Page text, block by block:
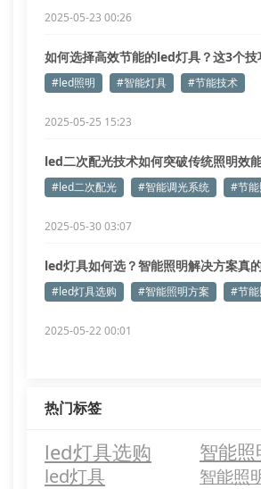
2025-05-23 00:26
如何选择高效节能的led灯具？这3个技
#led照明 #智能灯具 #节能技术
2025-05-25 15:23
led二次配光技术如何突破传统照明效
#led二次配光 #智能调光系统 #节能
2025-05-30 03:07
led灯具如何选？智能照明解决方案真
#led灯具选购 #智能照明方案 #节
2025-05-22 00:01
热门标签
led灯具选购 智能
led灯具 智能照